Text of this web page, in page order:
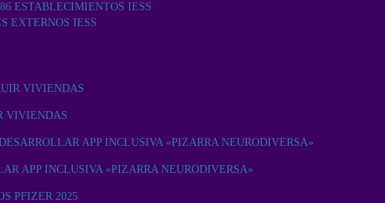
ESTABLECIMIENTOS IESS
EXTERNOS IESS
VIVIENDAS
VIVIENDAS
APP INCLUSIVA «PIZARRA NEURODIVERSA»
APP INCLUSIVA «PIZARRA NEURODIVERSA»
PFIZER 2025